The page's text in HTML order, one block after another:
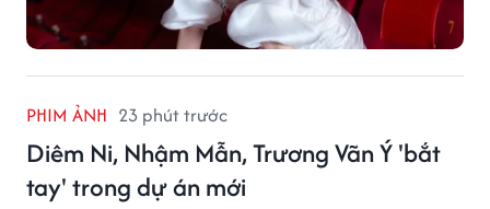
PHIM ẢNH 23 phút trước
Diêm Ni, Nhậm Mẫn, Trương Vãn Ý 'bắt
tay' trong dự án mới